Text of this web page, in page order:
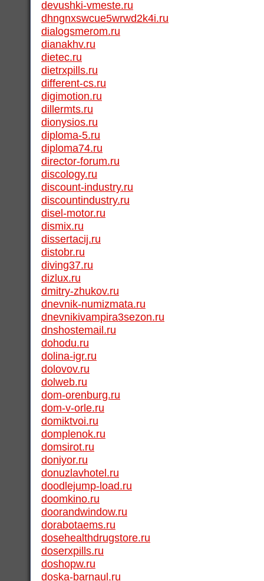
devushki-vmeste.ru
dhngnxswcue5wrwd2k4i.ru
dialogsmerom.ru
dianakhv.ru
dietec.ru
dietrxpills.ru
different-cs.ru
digimotion.ru
dillermts.ru
dionysios.ru
diploma-5.ru
diploma74.ru
director-forum.ru
discology.ru
discount-industry.ru
discountindustry.ru
disel-motor.ru
dismix.ru
dissertacij.ru
distobr.ru
diving37.ru
dizlux.ru
dmitry-zhukov.ru
dnevnik-numizmata.ru
dnevnikivampira3sezon.ru
dnshostemail.ru
dohodu.ru
dolina-igr.ru
dolovov.ru
dolweb.ru
dom-orenburg.ru
dom-v-orle.ru
domiktvoi.ru
domplenok.ru
domsirot.ru
doniyor.ru
donuzlavhotel.ru
doodlejump-load.ru
doomkino.ru
doorandwindow.ru
dorabotaems.ru
dosehealthdrugstore.ru
doserxpills.ru
doshopw.ru
doska-barnaul.ru